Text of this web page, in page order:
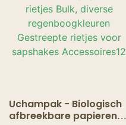
Uchampak - Biologisch
afbreekbare papieren